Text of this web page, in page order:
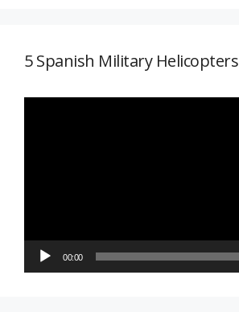
5 Spanish Military Helicopters
00:00